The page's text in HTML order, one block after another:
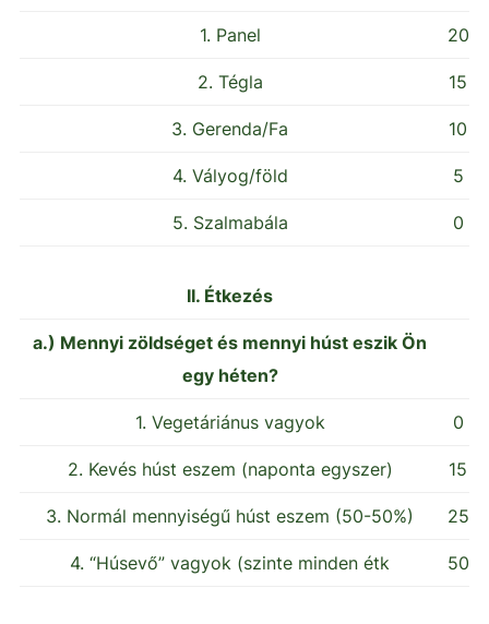
1. Panel 20
2. Tégla 15
3. Gerenda/Fa 10
4. Vályog/föld 5
5. Szalmabála 0
II. Étkezés
a.) Mennyi zöldséget és mennyi húst eszik Ön
egy héten?
1. Vegetáriánus vagyok 0
2. Kevés húst eszem (naponta egyszer) 15
3. Normál mennyiségű húst eszem (50-50%) 25
4. “Húsevő” vagyok (szinte minden étk 50